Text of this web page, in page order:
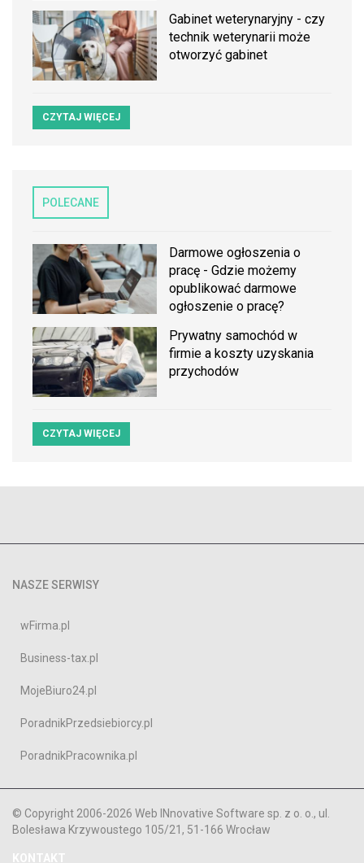
Gabinet weterynaryjny - czy
technik weterynarii może
otworzyć gabinet
CZYTAJ WIĘCEJ
POLECANE
Darmowe ogłoszenia o
pracę - Gdzie możemy
opublikować darmowe
ogłoszenie o pracę?
Prywatny samochód w
firmie a koszty uzyskania
przychodów
CZYTAJ WIĘCEJ
NASZE SERWISY
wFirma.pl
Business-tax.pl
MojeBiuro24.pl
PoradnikPrzedsiebiorcy.pl
PoradnikPracownika.pl
© Copyright 2006-2026 Web INnovative Software sp. z o. o., ul.
Bolesława Krzywoustego 105/21, 51-166 Wrocław
KONTAKT